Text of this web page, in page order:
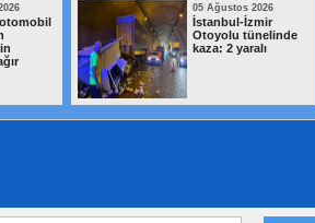
otomobil
05 Ağustos 2026
İstanbul-İzmir
Otoyolu tünelinde
kaza: 2 yaralı